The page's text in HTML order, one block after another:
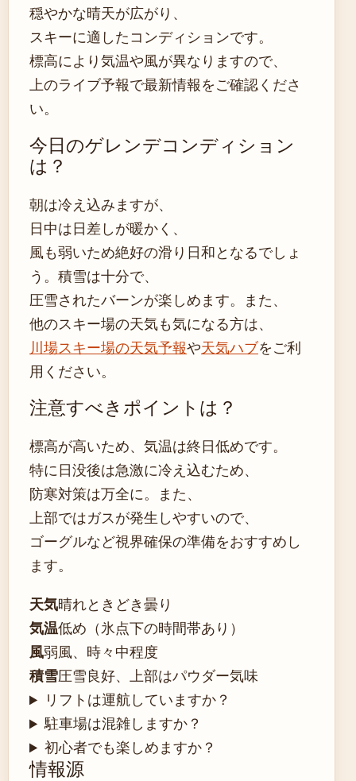
穏やかな晴天が広がり、
スキーに適したコンディションです。
標高により気温や風が異なりますので、
上のライブ予報で最新情報をご確認くださ
い。
今日のゲレンデコンディション
は？
朝は冷え込みますが、
日中は日差しが暖かく、
風も弱いため絶好の滑り日和となるでしょ
う。積雪は十分で、
圧雪されたバーンが楽しめます。また、
他のスキー場の天気も気になる方は、
川場スキー場の天気予報や天気ハブをご利
用ください。
注意すべきポイントは？
標高が高いため、気温は終日低めです。
特に日没後は急激に冷え込むため、
防寒対策は万全に。また、
上部ではガスが発生しやすいので、
ゴーグルなど視界確保の準備をおすすめし
ます。
天気晴れときどき曇り
気温低め（氷点下の時間帯あり）
風弱風、時々中程度
積雪圧雪良好、上部はパウダー気味
リフトは運航していますか？
駐車場は混雑しますか？
初心者でも楽しめますか？
情報源